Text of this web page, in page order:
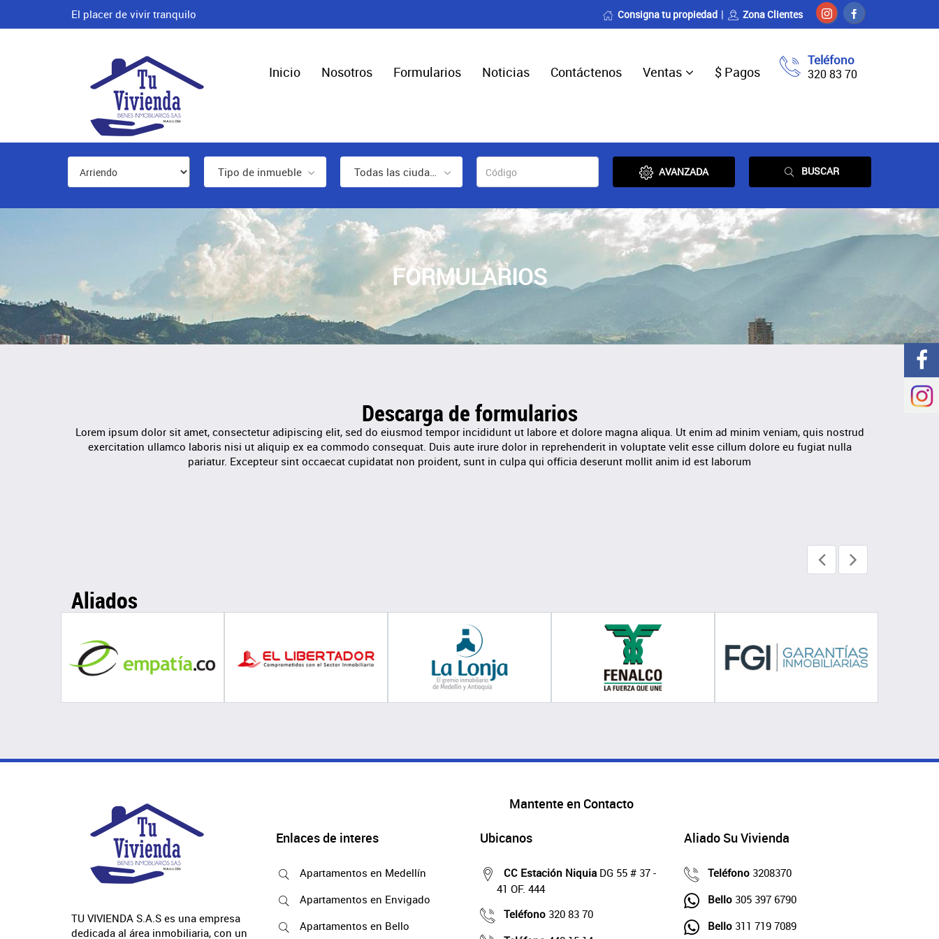
El placer de vivir tranquilo Consigna tu propiedad Zona Clientes
Teléfono
320 83 70
Inicio Nosotros Formularios Noticias Contáctenos Ventas $ Pagos
Tipo de inmueble Todas las ciudades AVANZADA BUSCAR
FORMULARIOS
Descarga de formularios
Lorem ipsum dolor sit amet, consectetur adipiscing elit, sed do eiusmod tempor incididunt ut labore et dolore magna aliqua. Ut enim ad minim veniam, quis nostrud
exercitation ullamco laboris nisi ut aliquip ex ea commodo consequat. Duis aute irure dolor in reprehenderit in voluptate velit esse cillum dolore eu fugiat nulla
pariatur. Excepteur sint occaecat cupidatat non proident, sunt in culpa qui officia deserunt mollit anim id est laborum
Aliados
TU VIVIENDA S.A.S es una empresa
dedicada al área inmobiliaria, con un
Mantente en Contacto
Enlaces de interes
Apartamentos en Medellín
Apartamentos en Envigado
Apartamentos en Bello
Ubicanos
CC Estación NiquiaDG 55 # 37 -
41 OF. 444
Teléfono320 83 70
Aliado Su Vivienda
Teléfono 3208370
Bello 305 397 6790
Bello 311 719 7089